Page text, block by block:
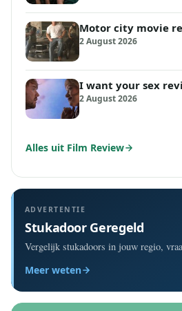
Motor city movie
2 August 2026
I want your sex
2 August 2026
Alles uit Film Review
ADVERTENTIE
Stukadoor Geregeld
Vergelijk stukadoors in jouw regio,
Meer weten